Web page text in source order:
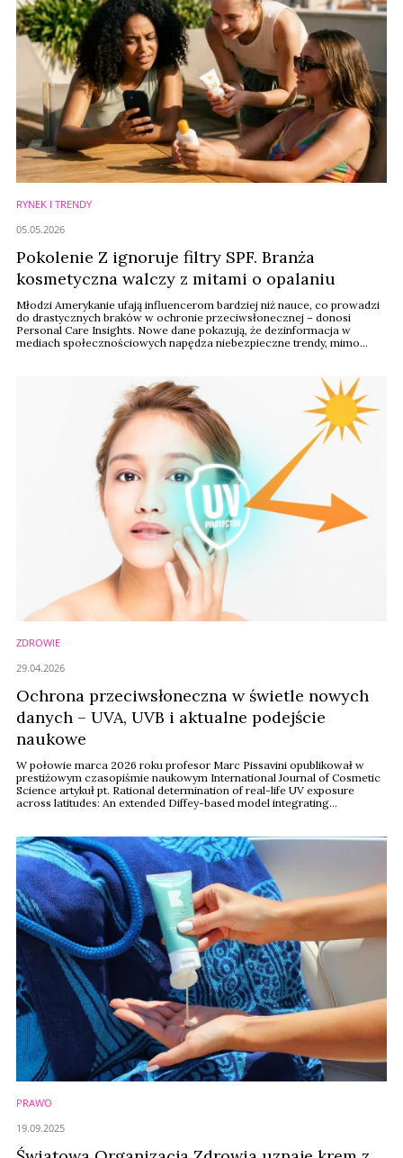
RYNEK I TRENDY
Pokolenie Z ignoruje filtry SPF. Branża
kosmetyczna walczy z mitami o opalaniu
Młodzi Amerykanie ufają influencerom bardziej niż nauce, co prowadzi
do drastycznych braków w ochronie przeciwsłonecznej – donosi
Personal Care Insights. Nowe dane pokazują, że dezinformacja w
mediach społecznościowych napędza niebezpieczne trendy, mimo
05.05.2026
ZDROWIE
Ochrona przeciwsłoneczna w świetle nowych
danych – UVA, UVB i aktualne podejście
naukowe
W połowie marca 2026 roku profesor Marc Pissavini opublikował w
prestiżowym czasopiśmie naukowym International Journal of Cosmetic
Science artykuł pt. Rational determination of real-life UV exposure
across latitudes: An extended Diffey-based model integrating
zrozumienie, w jaki sposób rzeczywista ...
29.04.2026
PRAWO
19.09.2025